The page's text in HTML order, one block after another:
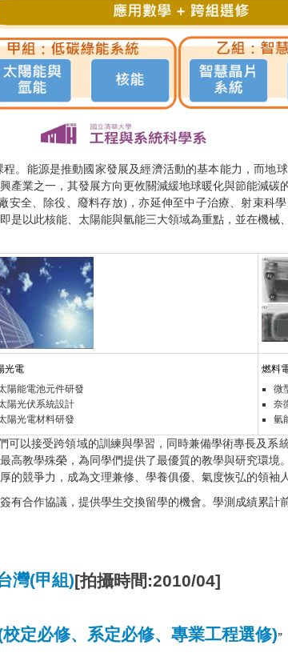
能源是推動國家發展及經濟活動的基本能力，而地
產業之一，其發展方向更攸關減緩地球暖化與節能減
全、除役、廢料存放)，亦延伸至中子治療、射束科
是以此核能、太陽能與氫能三大領域為重點，並在機
光電
陽能電池元件研發
陽光伏系統設計
陽光電材料研發
燃料
微
奈
氫
可以接受跨領域的訓練與學習，同時兼備學術專長及系
高教學殊榮，為同學們提供了最優質的教學與研究環境
競爭力，成為文理兼修、學養俱優、氣度恢弘的領袖人
作協議，提供學生交換留學的機會。學測成績累計
灣(甲組)[拍攝時間:2010/04]
定必修、系定必修、專業工程選修)”